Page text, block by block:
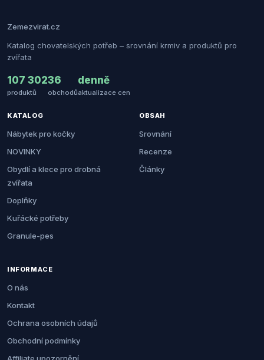
Zemezvirat.cz
Katalog chovatelských potřeb – srovnání krmiv a produktů pro
zvířata
107 302
produktů
36
obchodů
denně
aktualizace cen
KATALOG
Nábytek pro kočky
NOVINKY
Obydlí a klece pro drobná
zvířata
Doplňky
Kuřácké potřeby
Granule-pes
OBSAH
Srovnání
Recenze
Články
INFORMACE
O nás
Kontakt
Ochrana osobních údajů
Obchodní podmínky